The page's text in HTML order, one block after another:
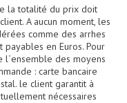
Enceinte
la totalité du prix doit
A aucun moment, les
comme des arrhes
payables en Euros. Pour
des moyens
: carte bancaire
le client garantit à
nécessaires